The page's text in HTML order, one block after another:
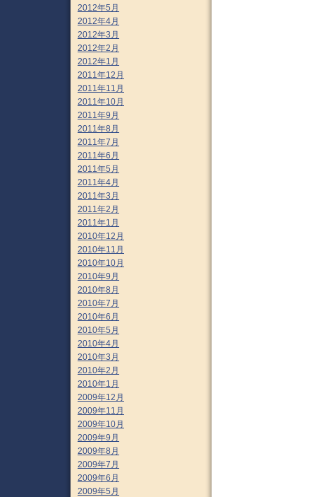
2012年5月
2012年4月
2012年3月
2012年2月
2012年1月
2011年12月
2011年11月
2011年10月
2011年9月
2011年8月
2011年7月
2011年6月
2011年5月
2011年4月
2011年3月
2011年2月
2011年1月
2010年12月
2010年11月
2010年10月
2010年9月
2010年8月
2010年7月
2010年6月
2010年5月
2010年4月
2010年3月
2010年2月
2010年1月
2009年12月
2009年11月
2009年10月
2009年9月
2009年8月
2009年7月
2009年6月
2009年5月